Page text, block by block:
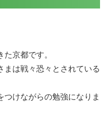
京都です。
まは戦々恐々とされている
けながらの勉強になりま